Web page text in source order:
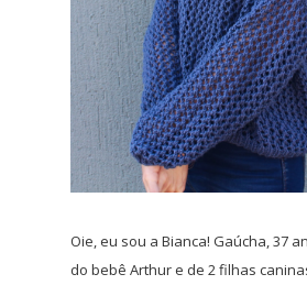
Oie, eu sou a Bianca! Gaúcha, 37
do bebê Arthur e de 2 filhas